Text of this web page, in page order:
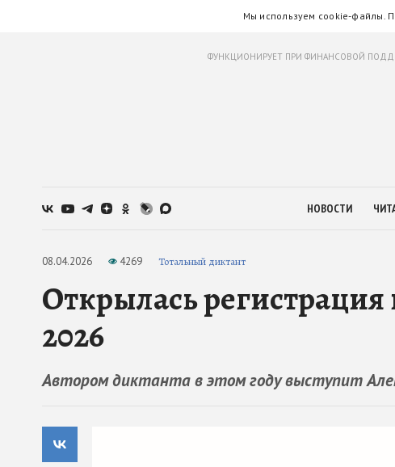
Мы используем cookie-файлы.
ФУНКЦИОНИРУЕТ ПРИ ФИНАНСОВОЙ
НОВОСТИ
08.04.2026 4269 Тотальный диктант
Открылась
2026
Автором диктанта в этом году выступит